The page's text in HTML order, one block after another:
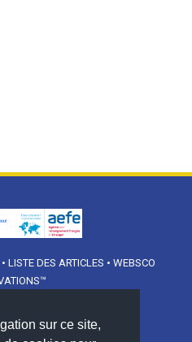
sur ce site,
• LISTE DES ARTICLES • WEBSCO